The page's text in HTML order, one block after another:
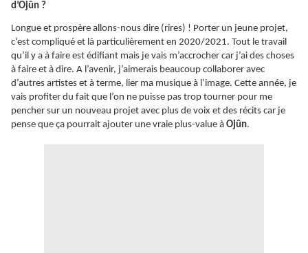
d’Ojûn ?
Longue et prospère allons-nous dire (rires) ! Porter un jeune projet,
c’est compliqué et là particulièrement en 2020/2021. Tout le travail
qu’il y a à faire est édifiant mais je vais m’accrocher car j’ai des choses
à faire et à dire. A l’avenir, j’aimerais beaucoup collaborer avec
d’autres artistes et à terme, lier ma musique à l’image. Cette année, je
vais profiter du fait que l’on ne puisse pas trop tourner pour me
pencher sur un nouveau projet avec plus de voix et des récits car je
pense que ça pourrait ajouter une vraie plus-value à Ojûn.